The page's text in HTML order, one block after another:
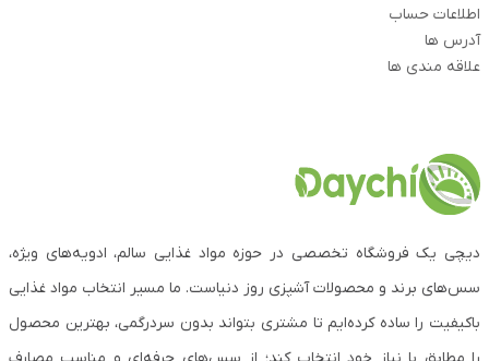
اطلاعات حساب
آدرس ها
علاقه مندی ها
دیچی یک فروشگاه تخصصی در حوزه مواد غذایی سالم، ادویه‌های ویژه،
سس‌های برند و محصولات آشپزی روز دنیاست. ما مسیر انتخاب مواد غذایی
باکیفیت را ساده کرده‌ایم تا مشتری بتواند بدون سردرگمی، بهترین محصول